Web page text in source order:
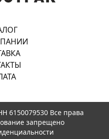
6150079530 Все права
запрещено